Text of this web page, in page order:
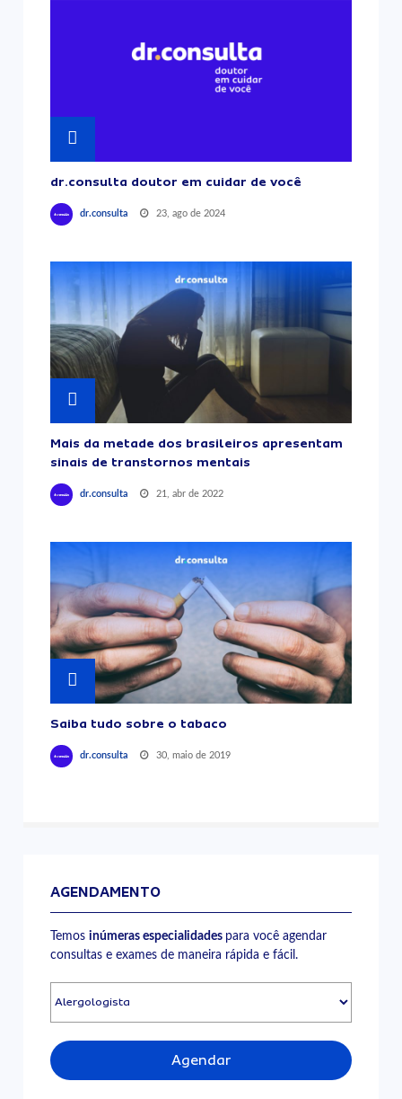
dr.consulta doutor em cuidar de você
dr.consulta 23, ago de 2024
Mais da metade dos brasileiros apresentam
sinais de transtornos mentais
dr.consulta 21, abr de 2022
Saiba tudo sobre o tabaco
dr.consulta 30, maio de 2019
AGENDAMENTO
Temosinúmeras especialidades para você agendar
consultas e exames de maneira rápida e fácil.
Agendar